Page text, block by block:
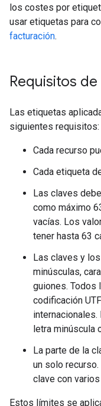
los costes por
usar etiquetas para
facturación.
Requisitos
Las etiquetas
siguientes requisitos:
Cada recurso
Cada etiqueta
Las claves
como máximo
vacías. Los
tener hasta 63
Las claves y
minúsculas,
guiones. Todos
codificación
letra minúscula
La parte de la
un solo
clave con
Estos límites se